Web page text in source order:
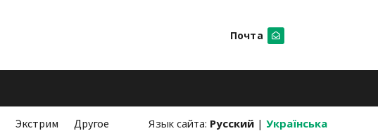
Почта
Экстрим Другое Язык сайта: Русский | Українська